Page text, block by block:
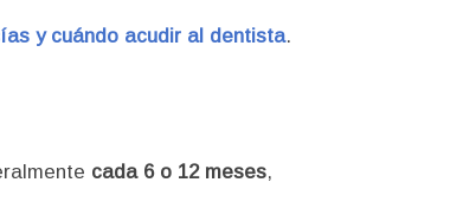
y cuándo acudir al dentista.
cada 6 o 12 meses,